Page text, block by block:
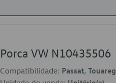
Porca VW N10435506
Compatibilidade: Passat, Touareg